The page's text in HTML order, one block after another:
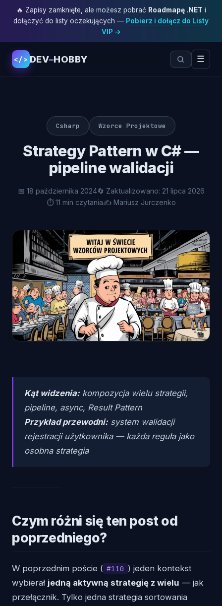
🔥 Zapisy zamknięte, ale możesz pobrać Roadmapę .NET i
dołączyć do listy oczekujących — Pobierz i dołącz do Listy
VIP →
</> DEV–HOBBY ☰
Csharp Wzorce Projektowe
Strategy Pattern w C# —
pipeline walidacji
📅 18 października 2024🔄 Zaktualizowano: 21 lipca 2026
⏱ 11 min czytania✍️ Mariusz Jurczenko
Kąt widzenia: kompozycja wielu strategii,
pipeline, async, Result Pattern
Przykład przewodni: system walidacji
rejestracji użytkownika — każda reguła jako
osobna strategia
Czym różni się ten post od
poprzedniego?
W poprzednim poście ( #110 ) jeden kontekst
wybierał jedną aktywną strategię z wielu — jak
przełącznik. Tylko jedna strategia sortowania